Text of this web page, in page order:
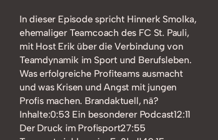
In dieser Episode spricht Hinnerk Smolka,
ehemaliger Teamcoach des FC St. Pauli,
mit Host Erik über die Verbindung von
Teamdynamik im Sport und Berufsleben.
Was erfolgreiche Profiteams ausmacht
und was Krisen und Angst mit jungen
Profis machen. Brandaktuell, nä?
Inhalte:0:53 Ein besonderer Podcast12:11
Der Druck im Profisport27:55